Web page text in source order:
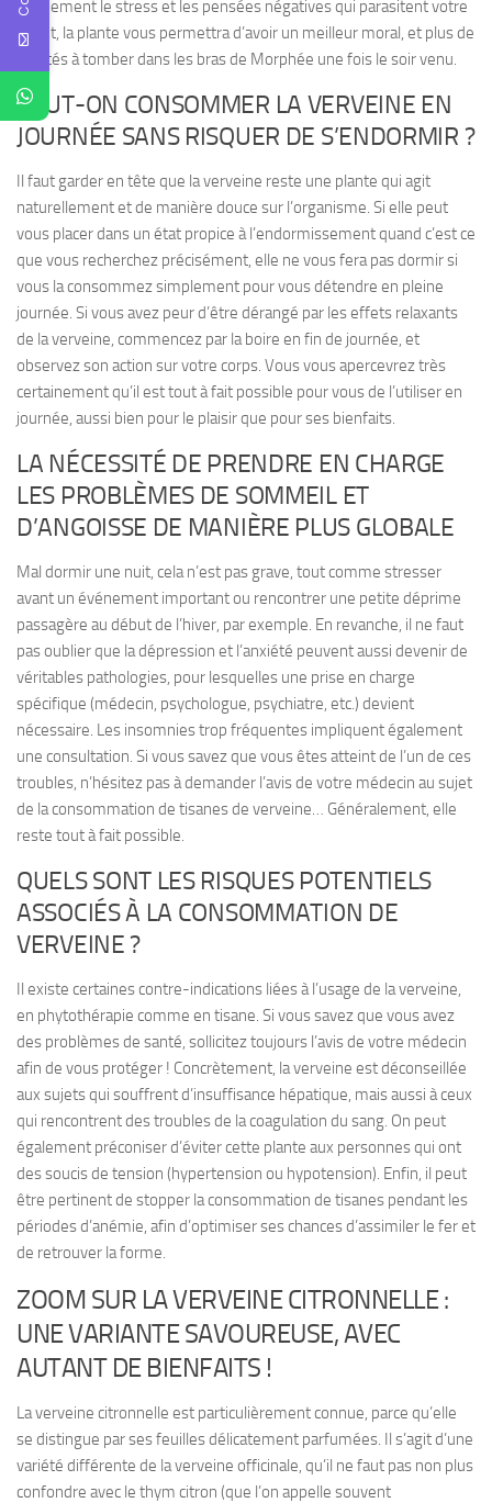
rapidement le stress et les pensées négatives qui parasitent votre
esprit, la plante vous permettra d’avoir un meilleur moral, et plus de
facilités à tomber dans les bras de Morphée une fois le soir venu.
PEUT-ON CONSOMMER LA VERVEINE EN
JOURNÉE SANS RISQUER DE S’ENDORMIR ?
Il faut garder en tête que laverveine reste une plante qui agit
naturellement et de manière douce sur l’organisme. Si elle peut
vous placer dans un état propice à l’endormissement quand c’est ce
que vous recherchez précisément, elle ne vous fera pas dormir si
vous la consommez simplement pour vous détendre en pleine
journée. Si vous avez peur d’être dérangé par les effets relaxants
de la verveine, commencez par la boire en fin de journée, et
observez son action sur votre corps. Vous vous apercevrez très
certainement qu’il est tout à fait possible pour vous de l’utiliser en
journée, aussi bien pour le plaisir que pour ses bienfaits.
LA NÉCESSITÉ DE PRENDRE EN CHARGE
LES PROBLÈMES DE SOMMEIL ET
D’ANGOISSE DE MANIÈRE PLUS GLOBALE
Mal dormir une nuit, cela n’est pas grave, tout comme stresser
avant un événement important ou rencontrer une petite déprime
passagère au début de l’hiver, par exemple. En revanche, il ne faut
pas oublier que ladépression et l’anxiété peuvent aussi devenir de
véritables pathologies, pour lesquelles une prise en charge
spécifique (médecin, psychologue, psychiatre, etc.) devient
nécessaire. Les insomnies trop fréquentes impliquent également
une consultation. Si vous savez que vous êtes atteint de l’un de ces
troubles, n’hésitez pas à demander l’avis de votre médecin au sujet
de la consommation de tisanes de verveine… Généralement, elle
reste tout à fait possible.
QUELS SONT LES RISQUES POTENTIELS
ASSOCIÉS À LA CONSOMMATION DE
VERVEINE ?
Il existe certaines contre-indications liées à l’usage de la verveine,
en phytothérapie comme en tisane. Si vous savez que vous avez
des problèmes de santé, sollicitez toujours l’avis de votre médecin
afin de vous protéger ! Concrètement, la verveine est déconseillée
aux sujets qui souffrent d’insuffisance hépatique, mais aussi à ceux
qui rencontrent des troubles de la coagulation du sang. On peut
également préconiser d’éviter cette plante aux personnes qui ont
dessoucis de tension (hypertension ou hypotension). Enfin, il peut
être pertinent de stopper la consommation de tisanes pendant les
périodes d’anémie, afin d’optimiser ses chances d’assimiler le fer et
de retrouver la forme.
ZOOM SUR LA VERVEINE CITRONNELLE :
UNE VARIANTE SAVOUREUSE, AVEC
AUTANT DE BIENFAITS !
La verveine citronnelle est particulièrement connue, parce qu’elle
se distingue par ses feuilles délicatement parfumées. Il s’agit d’une
variété différente de la verveine officinale, qu’il ne faut pas non plus
confondre avec le thym citron (que l’on appelle souvent